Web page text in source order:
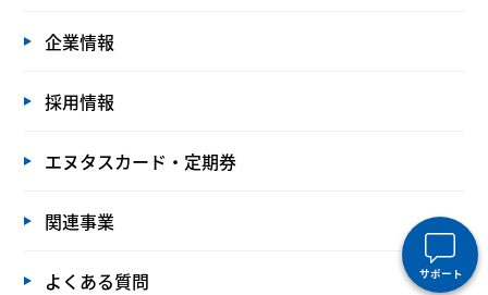
サポート
企業情報
採用情報
エヌタスカード・定期券
関連事業
よくある質問